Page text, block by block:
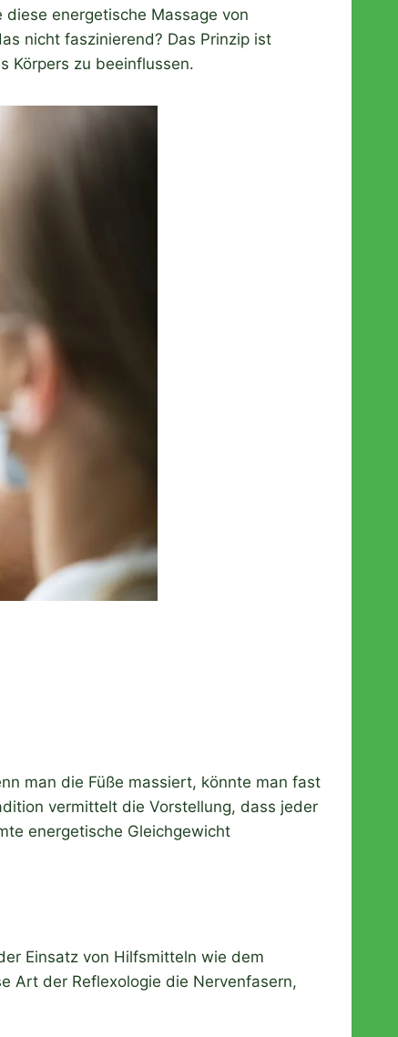
energetische Massage von
nicht faszinierend? Das Prinzip ist
Körpers zu beeinflussen.
man die Füße massiert, könnte man fast
vermittelt die Vorstellung, dass jeder
energetische Gleichgewicht
Einsatz von Hilfsmitteln wie dem
Art der Reflexologie die Nervenfasern,